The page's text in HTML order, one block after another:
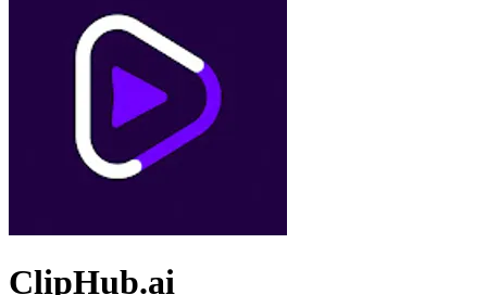
ClipHub.ai